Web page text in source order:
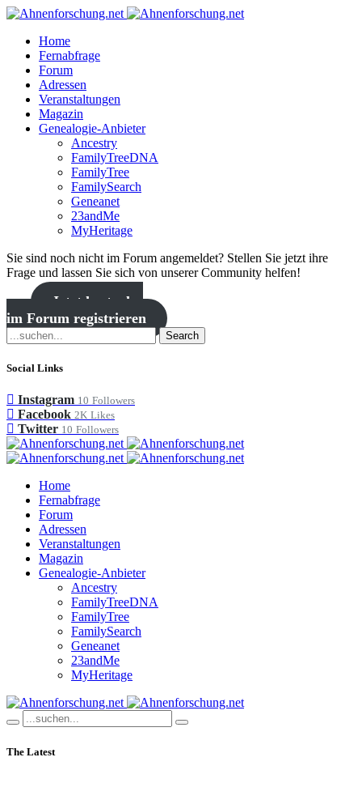
Home
Fernabfrage
Forum
Adressen
Veranstaltungen
Magazin
Genealogie-Anbieter
Ancestry
FamilyTreeDNA
FamilyTree
FamilySearch
Geneanet
23andMe
MyHeritage
Sie sind noch nicht im Forum angemeldet? Stellen Sie jetzt ihre
Frage und lassen Sie sich von unserer Community helfen!
Jetzt kostenlos
im Forum registrieren
Search
Social Links
Instagram 10 Followers
Facebook 2K Likes
Twitter 10 Followers
Home
Fernabfrage
Forum
Adressen
Veranstaltungen
Magazin
Genealogie-Anbieter
Ancestry
FamilyTreeDNA
FamilyTree
FamilySearch
Geneanet
23andMe
MyHeritage
The Latest